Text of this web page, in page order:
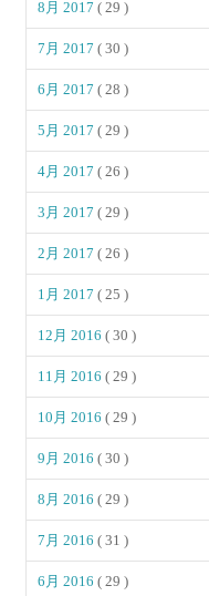
8月 2017( 29 )
7月 2017( 30 )
6月 2017( 28 )
5月 2017( 29 )
4月 2017( 26 )
3月 2017( 29 )
2月 2017( 26 )
1月 2017( 25 )
12月 2016( 30 )
11月 2016( 29 )
10月 2016( 29 )
9月 2016( 30 )
8月 2016( 29 )
7月 2016( 31 )
6月 2016( 29 )